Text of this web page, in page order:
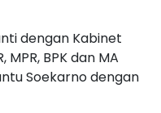
dengan Kabinet
BPK dan MA
Soekarno dengan